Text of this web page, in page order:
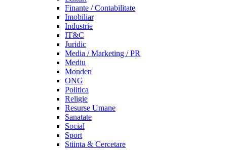
Finante / Contabilitate
Imobiliar
Industrie
IT&C
Juridic
Media / Marketing / PR
Mediu
Monden
ONG
Politica
Religie
Resurse Umane
Sanatate
Social
Sport
Stiinta & Cercetare